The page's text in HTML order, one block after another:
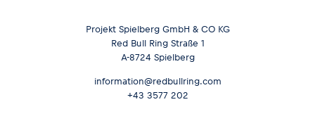
Projekt Spielberg GmbH & CO KG
Red Bull Ring Straße 1
A-8724 Spielberg
information@redbullring.com
+43 3577 202